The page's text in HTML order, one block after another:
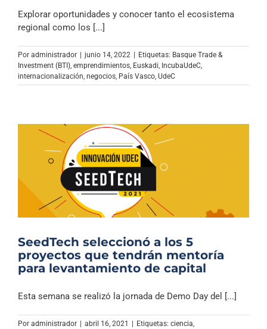
Explorar oportunidades y conocer tanto el ecosistema
regional como los [...]
Por administrador | junio 14, 2022 | Etiquetas: Basque Trade &
Investment (BTI) emprendimientos Euskadi IncubaUdeC
internacionalización negocios País Vasco UdeC
SeedTech seleccionó a los 5
proyectos que tendrán mentoría
para levantamiento de capital
Esta semana se realizó la jornada de Demo Day del [...]
Por administrador abril 16, 2021 Etiquetas: ciencia,